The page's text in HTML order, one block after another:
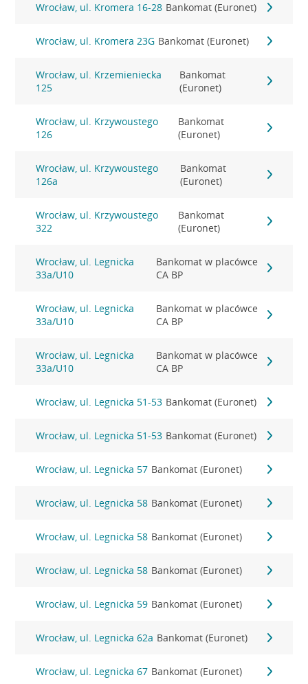
Wrocław, ul. Kromera 16-28 Bankomat (Euronet)
Wrocław, ul. Kromera 23G Bankomat (Euronet)
Wrocław, ul. Krzemieniecka
125
Bankomat
(Euronet)
Wrocław, ul. Krzywoustego
126
Bankomat
(Euronet)
Wrocław, ul. Krzywoustego
126a
Bankomat
(Euronet)
Wrocław, ul. Krzywoustego
322
Bankomat
(Euronet)
Wrocław, ul. Legnicka
33a/U10
Bankomat w placówce
CA BP
Wrocław, ul. Legnicka
33a/U10
Bankomat w placówce
CA BP
Wrocław, ul. Legnicka
33a/U10
Bankomat w placówce
CA BP
Wrocław, ul. Legnicka 51-53 Bankomat (Euronet)
Wrocław, ul. Legnicka 51-53 Bankomat (Euronet)
Wrocław, ul. Legnicka 57 Bankomat (Euronet)
Wrocław, ul. Legnicka 58 Bankomat (Euronet)
Wrocław, ul. Legnicka 58 Bankomat (Euronet)
Wrocław, ul. Legnicka 58 Bankomat (Euronet)
Wrocław, ul. Legnicka 59 Bankomat (Euronet)
Wrocław, ul. Legnicka 62a Bankomat (Euronet)
Wrocław, ul. Legnicka 67 Bankomat (Euronet)